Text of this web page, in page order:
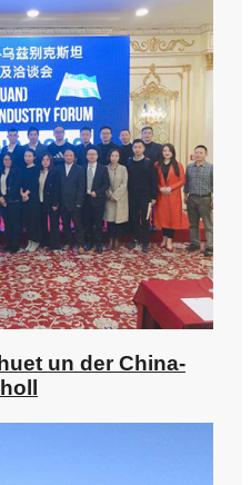
un der China-